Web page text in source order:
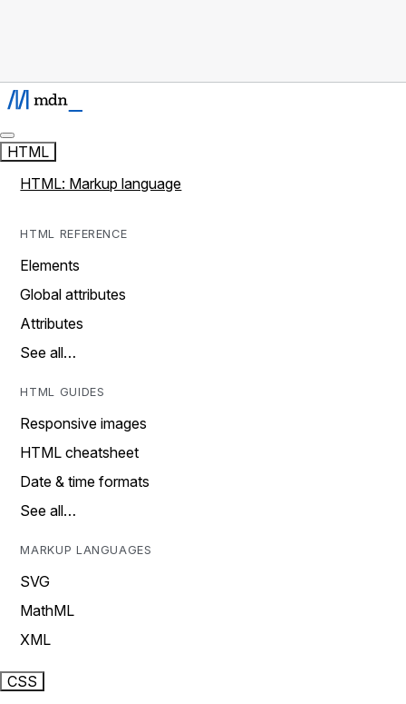
HTML
HTML: Markup language
HTML REFERENCE
Elements
Global attributes
Attributes
See all…
HTML GUIDES
Responsive images
HTML cheatsheet
Date & time formats
See all…
MARKUP LANGUAGES
SVG
MathML
XML
CSS